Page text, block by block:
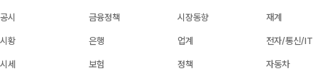
공시
시황
시세
금융정책
은행
보험
시장동향
업계
정책
재계
전자/통신/IT
자동차